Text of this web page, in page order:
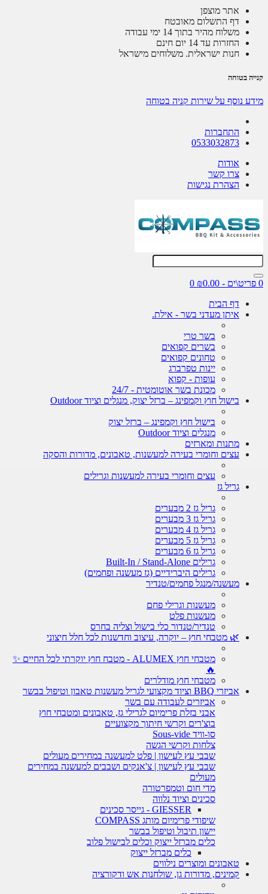
אתר מוצפן
דף התשלום מאובטח
משלוח מהיר בתוך 14 ימי עבודה
החזרות עד 14 יום חינם
חנות ישראלית. משלוחים מישראל
קנייה בטוחה
מידע נוסף על שירות קניה בטוחה
התחברות
0533032873
אודות
צרו קשר
הצהרת נגישות
0 פריט\ים - ₪0.00
0
דף הבית
איתן מעדני בשר - אילת.
בשר טרי
בשרים קפואים
טחונים קפואים
יינות טפרברג
עופות - קפוא
מכונת בשר אוטומטית - 24/7
בישול חוץ וקמפינג – ברזל יצוק, מנגלים וציוד Outdoor
בישול חוץ וקמפינג – ברזל יצוק
מנגלים וציוד Outdoor
מתנות ומארזים
עצים וחומרי בעירה למעשנות, טאבונים, מדורות והסקה
עצים וחומרי בעירה למעשנות וגרילים
גריל גז
גריל גז 2 מבערים
גריל גז 3 מבערים
גריל גז 4 מבערים
גריל גז 5 מבערים
גריל גז 6 מבערים
גרילים Built-In / Stand-Alone
גרילים היברידיים (גז מעשנה ופחמים)
מעשנה/מנגל פחמים/טנדיר
מעשנות וגרילי פחם
מעשנות פלט
טנדיר/טנדור כלי בישול וצליה בחרס
🌿 מטבחי חוץ – יוקרה, עיצוב וחדשנות לכל חלל חיצוני
מטבחי חוץ ALUMEX - מטבח חוץ יוקרתי לכל החיים ✨
🔥
מטבחי חוץ מודלרים
אביזרי BBQ וציוד מקצועי לגריל מעשנות טאבון וטיפול בבשר
אביזרים לעבודה עם בשר
אבני בזלת פרימיום לגרילי גז, טאבונים ומטבחי חוץ
בוצ'רים וקרשי חיתוך מקצועיים
סו-וויד Sous-vide
צלחות וקרשי הגשה
שבבי עץ לעישון | פלט למעשנה במחירים מעולים
שבבי עץ לעישון | צ'אנקים ושבבים למעשנה במחירים
מעולים
מדי חום וטמפרטורה
סכינים וציוד נלווה
GIESSER - גייסר סכינים
שיפודי פרימיום מותג COMPASS
יישון תיבול וטיפול בבשר
כלים מברזל ייצוק וכלים לבישול פלוב
כלים מברזל ייצוק
טאבונים ומוצרים נילווים
קמינים, מדורות גן, שולחנות אש ודקורציה